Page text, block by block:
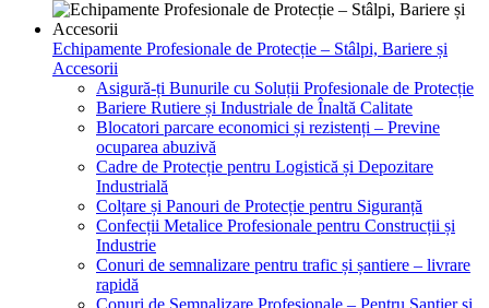
Echipamente Profesionale de Protecție – Stâlpi, Bariere și
Accesorii
Asigură-ți Bunurile cu Soluții Profesionale de Protecție
Bariere Rutiere și Industriale de Înaltă Calitate
Blocatori parcare economici și rezistenți – Previne
ocuparea abuzivă
Cadre de Protecție pentru Logistică și Depozitare
Industrială
Colțare și Panouri de Protecție pentru Siguranță
Confecții Metalice Profesionale pentru Construcții și
Industrie
Conuri de semnalizare pentru trafic și șantiere – livrare
rapidă
Conuri de Semnalizare Profesionale – Pentru Șantier și